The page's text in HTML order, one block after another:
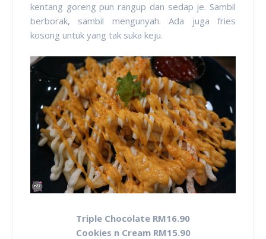
kentang goreng pun rangup dan sedap je. Sambil
berborak, sambil mengunyah. Ada juga fries
kosong untuk yang tak suka keju.
Triple Chocolate RM16.90
Cookies n Cream RM15.90